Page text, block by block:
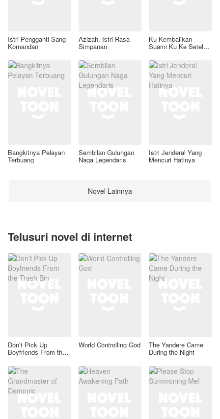
Istri Pengganti Sang
Komandan
Azizah, Istri Rasa
Simpanan
Ku Kembalikan
Suami Ku Ke Setelan
Bangkitnya Pelayan
Terbuang
Sembilan Gulungan
Naga Legendaris
Istri Jenderal Yang
Mencuri Hatinya
Novel Lainnya
Telusuri novel di internet
Don’t Pick Up
Boyfriends From the
World Controlling God The Yandere Came
During the Night